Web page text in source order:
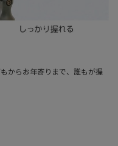
からお年寄りまで、誰もが握